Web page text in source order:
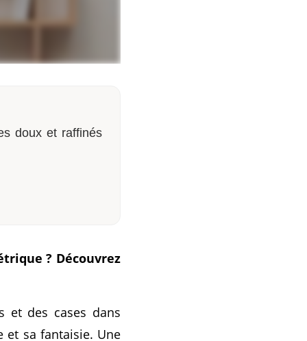
doux et raffinés
? Découvrez
et des cases dans
et sa fantaisie. Une